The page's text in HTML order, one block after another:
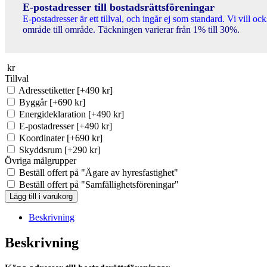
E-postadresser till bostadsrättsföreningar
E-postadresser är ett tillval, och ingår ej som standard. Vi vill
område till område. Täckningen varierar från 1% till 30%.
kr
Tillval
Adressetiketter [+490 kr]
Byggår [+690 kr]
Energideklaration [+490 kr]
E-postadresser [+490 kr]
Koordinater [+690 kr]
Skyddsrum [+290 kr]
Övriga målgrupper
Beställ offert på "Ägare av hyresfastighet"
Beställ offert på "Samfällighetsföreningar"
BRF-
registret
Upplands
(Ca
124
Lägg till i varukorg
Beskrivning
Beskrivning